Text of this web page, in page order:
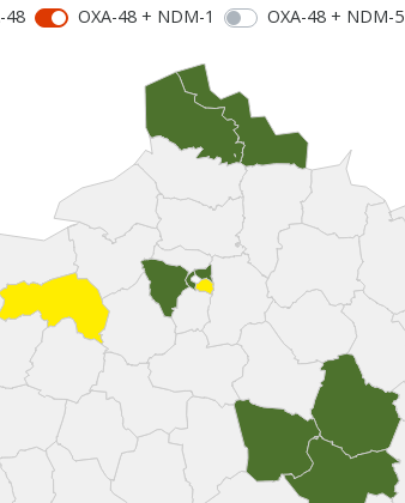
48 OXA-48 + NDM-1 OXA-48 + NDM-5